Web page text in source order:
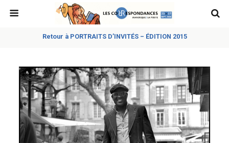
Retour à PORTRAITS D’INVITÉS – ÉDITION 2015